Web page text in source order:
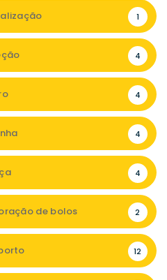
1
4
4
4
4
de bolos 2
12